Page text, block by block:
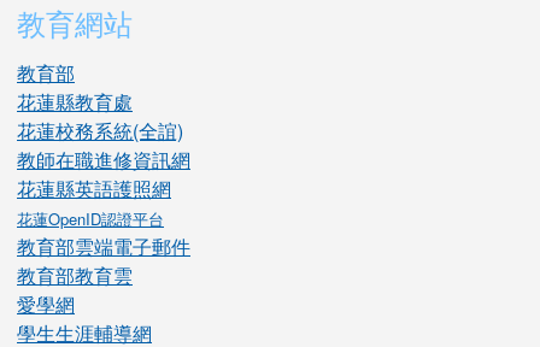
教育網站
教育部
花蓮縣教育處
花蓮校務系統(全誼)
教師在職進修資訊網
花蓮縣英語護照網
花蓮OpenID認證平台
教育部雲端電子郵件
教育部教育雲
愛學網
學生生涯輔導網